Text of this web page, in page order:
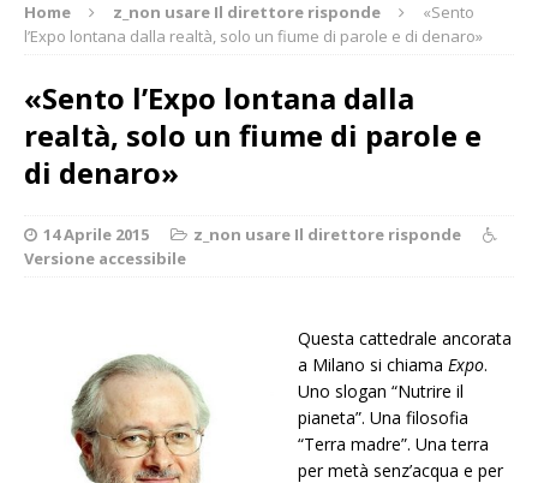
Home z_non usare Il direttore risponde
«Sento
l’Expo lontana dalla realtà, solo un fiume di parole e di denaro»
«Sento l’Expo lontana dalla
realtà, solo un fiume di parole e
di denaro»
14 Aprile 2015
z_non usare Il direttore risponde
Versione accessibile
Questa cattedrale ancorata
a Milano si chiama Expo.
Uno slogan “Nutrire il
pianeta”. Una filosofia
“Terra madre”. Una terra
per metà senz’acqua e per